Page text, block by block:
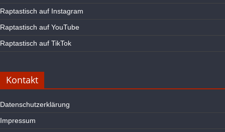
Raptastisch auf Instagram
Raptastisch auf YouTube
Raptastisch auf TikTok
Kontakt
Datenschutzerklärung
Impressum